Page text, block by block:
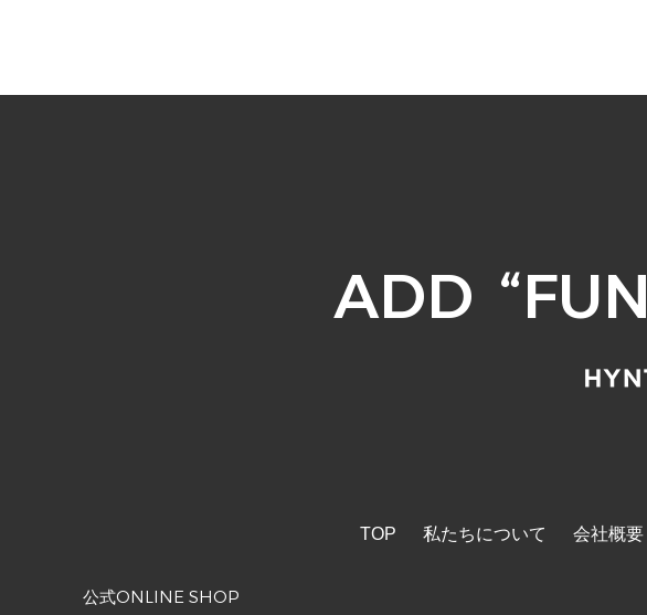
ADD “FUN
TOP 私たちについて 会社概要
公式ONLINE SHOP